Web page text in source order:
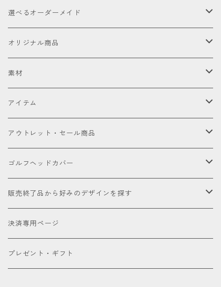
選べるオーダーメイド
お試し
オリジナル商品
セット販売品
ドライバー
フェアウェイウッド
ユーティリティー
パター
素材
皮革（本革・合成）
国内製高級本革
海外製高級本革
国産織物
金華山（ジャガードパイル）
帆布
アイテム
ゴルフヘッドカバー
ドライバー
ミニドライバー
ゴルフクラブ
ウェッジ
パター
アクセサリー
パターカバーキャッチャー
ネームタグ
ケアグッズ
アウトレット・セール商品
アウトレット商品
セール品会場
ゴルフヘッドカバー
お試し
販売終了品から好みのデザインを探す
色で探す
ブラック
種類で探す
決済専用ページ
プレゼント・ギフト